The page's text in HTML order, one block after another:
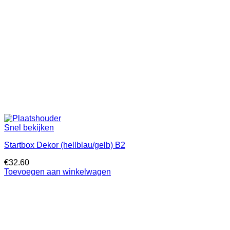
Snel bekijken
Startbox Dekor (hellblau/gelb) B2
€32.60
Toevoegen aan winkelwagen